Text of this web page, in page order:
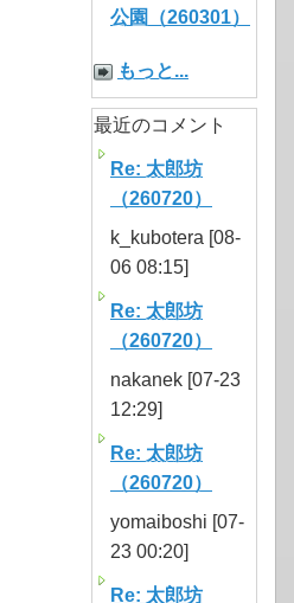
公園（260301）
もっと...
最近のコメント
Re: 太郎坊
（260720）
k_kubotera [08-
06 08:15]
Re: 太郎坊
（260720）
nakanek [07-23
12:29]
Re: 太郎坊
（260720）
yomaiboshi [07-
23 00:20]
Re: 太郎坊